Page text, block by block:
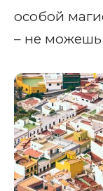
особой
– не можешь